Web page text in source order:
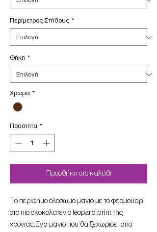
Περίμετρος Στήθους *
Θήκη *
Χρώμα *
Ποσότητα *
Προσθήκη στο καλάθι
To περιφημο ολοσωμο μαγιο με το φερμουαρ
στο πιο σκοκολατενιο leopard print της
χρονιας.Ενα μαγιο που θα ξεχωρισει απο